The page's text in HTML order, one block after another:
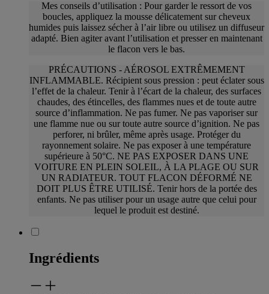
Mes conseils d’utilisation : Pour garder le ressort de vos
boucles, appliquez la mousse délicatement sur cheveux
humides puis laissez sécher à l’air libre ou utilisez un diffuseur
adapté. Bien agiter avant l’utilisation et presser en maintenant
le flacon vers le bas.
PRÉCAUTIONS - AÉROSOL EXTRÊMEMENT
INFLAMMABLE. Récipient sous pression : peut éclater sous
l’effet de la chaleur. Tenir à l’écart de la chaleur, des surfaces
chaudes, des étincelles, des flammes nues et de toute autre
source d’inflammation. Ne pas fumer. Ne pas vaporiser sur
une flamme nue ou sur toute autre source d’ignition. Ne pas
perforer, ni brûler, même après usage. Protéger du
rayonnement solaire. Ne pas exposer à une température
supérieure à 50°C. NE PAS EXPOSER DANS UNE
VOITURE EN PLEIN SOLEIL, À LA PLAGE OU SUR
UN RADIATEUR. TOUT FLACON DÉFORMÉ NE
DOIT PLUS ÊTRE UTILISÉ. Tenir hors de la portée des
enfants. Ne pas utiliser pour un usage autre que celui pour
lequel le produit est destiné.
Ingrédients